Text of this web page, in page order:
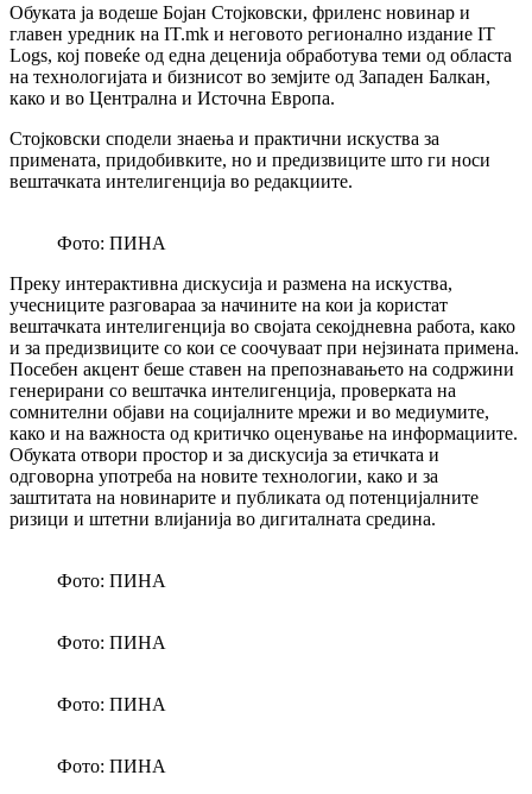
Обуката ја водеше Бојан Стојковски, фриленс новинар и
главен уредник на IT.mk и неговото регионално издание IT
Logs, кој повеќе од една деценија обработува теми од областа
на технологијата и бизнисот во земјите од Западен Балкан,
како и во Централна и Источна Европа.
Стојковски сподели знаења и практични искуства за
примената, придобивките, но и предизвиците што ги носи
вештачката интелигенција во редакциите.
Фото: ПИНА
Преку интерактивна дискусија и размена на искуства,
учесниците разговараа за начините на кои ја користат
вештачката интелигенција во својата секојдневна работа, како
и за предизвиците со кои се соочуваат при нејзината примена.
Посебен акцент беше ставен на препознавањето на содржини
генерирани со вештачка интелигенција, проверката на
сомнителни објави на социјалните мрежи и во медиумите,
како и на важноста од критичко оценување на информациите.
Обуката отвори простор и за дискусија за етичката и
одговорна употреба на новите технологии, како и за
заштитата на новинарите и публиката од потенцијалните
ризици и штетни влијанија во дигиталната средина.
Фото: ПИНА
Фото: ПИНА
Фото: ПИНА
Фото: ПИНА